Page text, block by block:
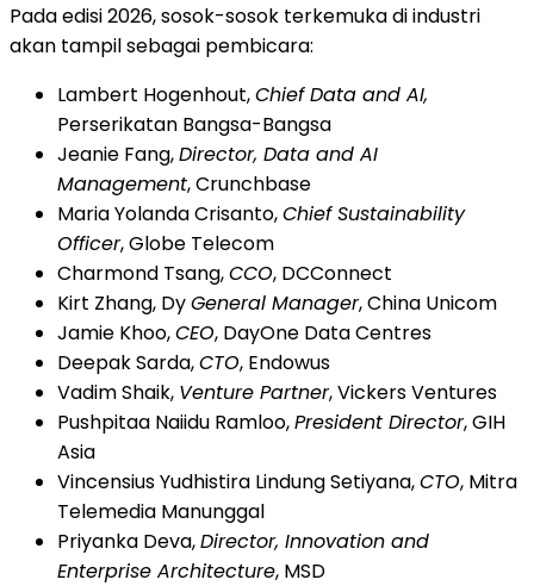
Pada edisi 2026, sosok-sosok terkemuka di industri
akan tampil sebagai pembicara:
Lambert Hogenhout,Chief Data and AI,
Perserikatan Bangsa-Bangsa
Jeanie Fang,Director, Data and AI
Management, Crunchbase
Maria Yolanda Crisanto,Chief Sustainability
Officer, Globe Telecom
Charmond Tsang,CCO, DCConnect
Kirt Zhang, DyGeneral Manager, China Unicom
Jamie Khoo,CEO, DayOne Data Centres
Deepak Sarda,CTO, Endowus
Vadim Shaik, Venture Partner, Vickers Ventures
Pushpitaa Naiidu Ramloo,President Director, GIH
Asia
Vincensius Yudhistira Lindung Setiyana,CTO, Mitra
Telemedia Manunggal
Priyanka Deva,Director, Innovation and
Enterprise Architecture, MSD